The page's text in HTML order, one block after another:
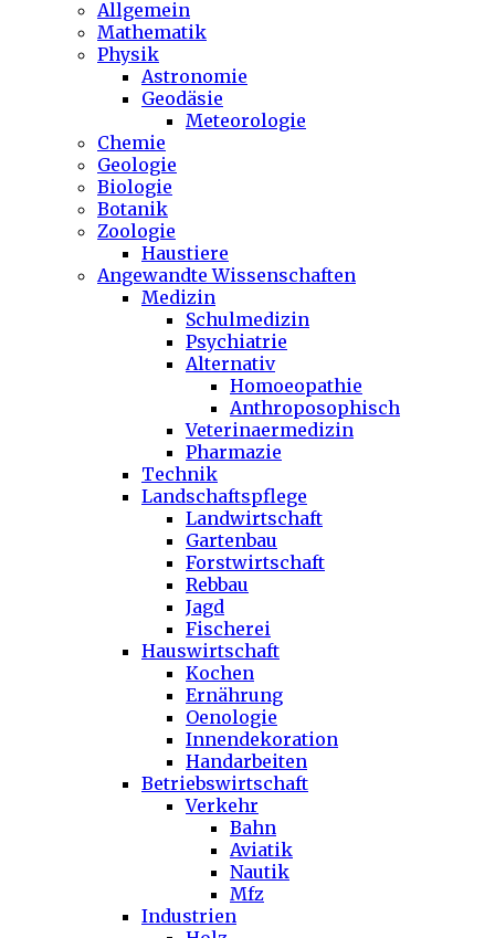
Allgemein
Mathematik
Physik
Astronomie
Geodäsie
Meteorologie
Chemie
Geologie
Biologie
Botanik
Zoologie
Haustiere
Angewandte Wissenschaften
Medizin
Schulmedizin
Psychiatrie
Alternativ
Homoeopathie
Anthroposophisch
Veterinaermedizin
Pharmazie
Technik
Landschaftspflege
Landwirtschaft
Gartenbau
Forstwirtschaft
Rebbau
Jagd
Fischerei
Hauswirtschaft
Kochen
Ernährung
Oenologie
Innendekoration
Handarbeiten
Betriebswirtschaft
Verkehr
Bahn
Aviatik
Nautik
Mfz
Industrien